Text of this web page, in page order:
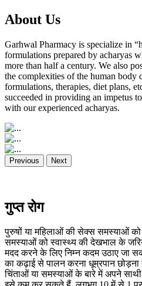
About Us
Garhwal Pharmacy is specialize in
formulations prepared by acharyas
more than half a century. We also
the complexities of the human body
formulations, therapies, diet plans,
succeeded in providing an impetus
with our experienced acharyas.
Previous Next
गुप्त रोग
पुरुषों या महिलाओं की सेक्स समस्याओं को
समस्याओं को स्वास्थ्य की देखभाल के
मदद करने के लिए निम्न कदम उठाए जा
का कढ़ाई से पालन करना धूम्रपान
चिंताओं या समस्याओं के बारे में अपने